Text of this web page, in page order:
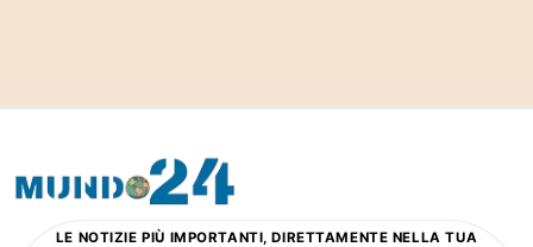
LE NOTIZIE PIÙ IMPORTANTI, DIRETTAMENTE NELLA TUA